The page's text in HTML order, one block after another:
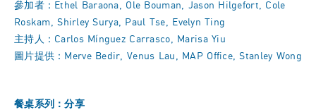
參加者：Ethel Baraona, Ole Bouman, Jason Hilgefort, Cole
Roskam, Shirley Surya, Paul Tse, Evelyn Ting
主持人：Carlos Mínguez Carrasco, Marisa Yiu
圖片提供：Merve Bedir, Venus Lau, MAP Office, Stanley Wong
餐桌系列：分享